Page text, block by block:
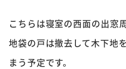
こちらは寝室の西面の出窓
地袋の戸は撤去して木下地
まう予定です。